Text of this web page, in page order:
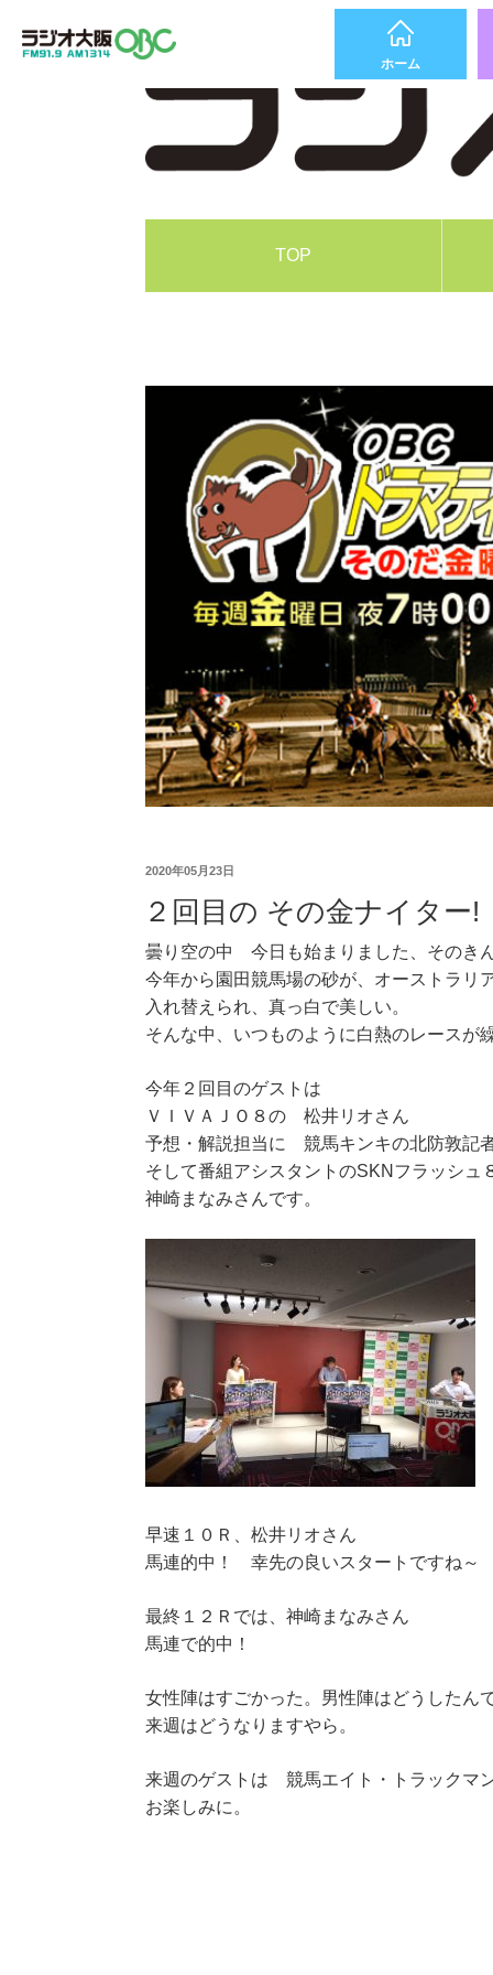
ホーム
TOP
2020年05月23日
２回目の その金ナイター!
曇り空の中 今日も始まりました、そのき
今年から園田競馬場の砂が、オーストラリ
入れ替えられ、真っ白で美しい。
そんな中、いつものように白熱のレースが
今年２回目のゲストは
ＶＩＶＡＪＯ８の 松井リオさん
予想・解説担当に 競馬キンキの北防敦記
そして番組アシスタントのSKNフラッシュ
神崎まなみさんです。
早速１０Ｒ、松井リオさん
馬連的中！ 幸先の良いスタートですね～
最終１２Ｒでは、神崎まなみさん
馬連で的中！
女性陣はすごかった。男性陣はどうしたん
来週はどうなりますやら。
来週のゲストは 競馬エイト・トラックマ
お楽しみに。